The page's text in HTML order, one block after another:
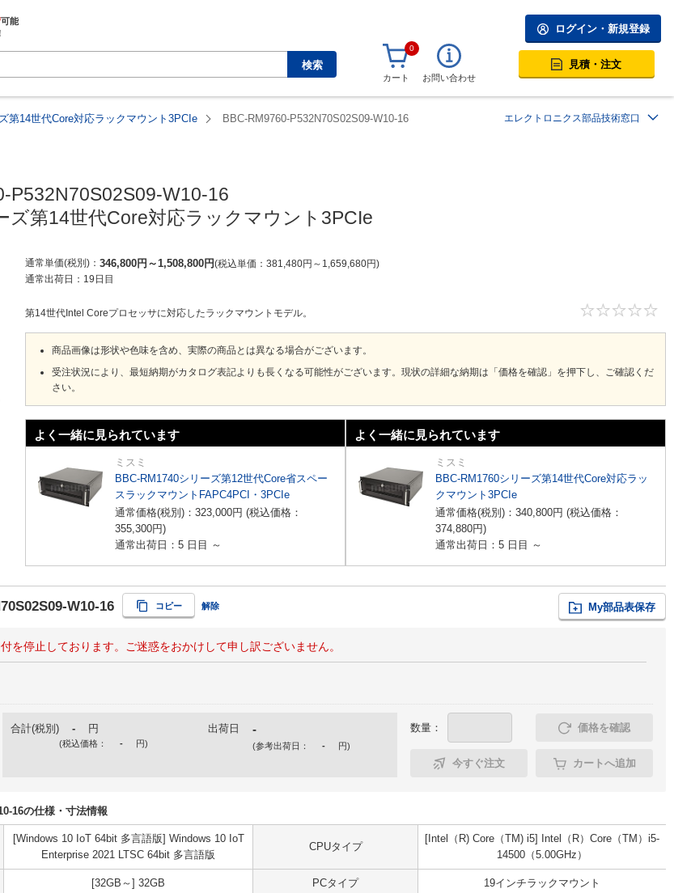
検索
ログイン・新規登録
0
カート お問い合わせ
見積・注文
第14世代Core対応ラックマウント3PCIe BBC-RM9760-P532N70S02S09-W10-16 エレクトロニクス部品技術窓口
P532N70S02S09-W10-16
ズ第14世代Core対応ラックマウント3PCIe
通常単価(税別) 346,800円 ～1,508,800円 税込単価 381,480円 ～ 1,659,680円
通常出荷日： 19日目
第14世代Intel Coreプロセッサに対応したラックマウントモデル。
商品画像は形状や色味を含め、実際の商品とは異なる場合がございます。
受注状況により、最短納期がカタログ表記よりも長くなる可能性がございます。現状の詳細な納期は「価格を確認」を押下し、ご確認くだ
さい。
よく一緒に見られています
ミスミ
BBC-RM1740シリーズ第12世代Core省スペー
スラックマウントFAPC4PCI・3PCIe
通常価格(税別)： 323,000円 (税込価格：
355,300円)
通常出荷日：5 日目 ～
よく一緒に見られています
ミスミ
BBC-RM1760シリーズ第14世代Core対応ラッ
クマウント3PCIe
通常価格(税別)： 340,800円 (税込価格：
374,880円)
通常出荷日：5 日目 ～
W10-16 コピー 解除 My部品表保存
を停止しております。ご迷惑をおかけして申し訳ございません。
合計(税別) - 円
(税込価格： - 円)
出荷日 -
(参考出荷日： - 円)
数量： 価格を確認
今すぐ注文 カートへ追加
16の仕様・寸法情報
[Windows 10 IoT 64bit 多言語版] Windows 10 IoT
Enterprise 2021 LTSC 64bit 多言語版
CPUタイプ
[Intel（R) Core（TM) i5] Intel（R）Core（TM）i5-
14500（5.00GHz）
[32GB～] 32GB PCタイプ 19インチラックマウント